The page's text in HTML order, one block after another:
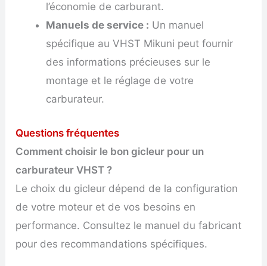
l’économie de carburant.
Manuels de service : Un manuel
spécifique au VHST Mikuni peut fournir
des informations précieuses sur le
montage et le réglage de votre
carburateur.
Questions fréquentes
Comment choisir le bon gicleur pour un
carburateur VHST ?
Le choix du gicleur dépend de la configuration
de votre moteur et de vos besoins en
performance. Consultez le manuel du fabricant
pour des recommandations spécifiques.